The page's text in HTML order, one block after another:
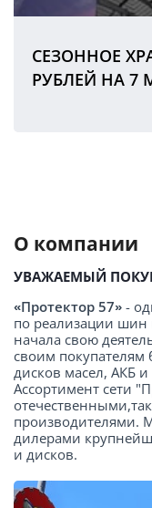
СЕЗОННОЕ
РУБЛЕЙ НА 7
О компании
УВАЖАЕМЫЙ
«Протектор 57» -
по реализации шин
начала свою
своим
дисков масел, АКБ
Ассортимент сети
производителями.
дилерами
и дисков.